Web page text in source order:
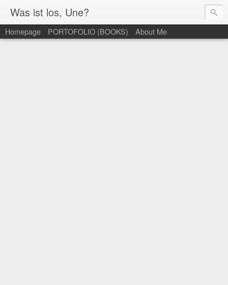
Was ist los, Une?
Homepage PORTOFOLIO (BOOKS) About Me